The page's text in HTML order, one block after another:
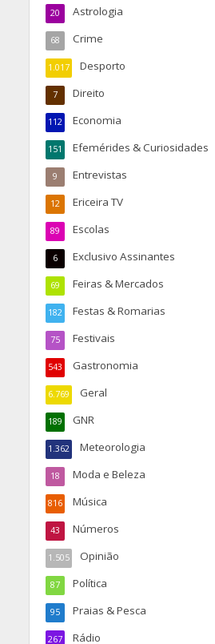
Astrologia
20
Crime
68
Desporto
1.017
Direito
7
Economia
112
Efemérides & Curiosidades
151
Entrevistas
9
Ericeira TV
12
Escolas
89
Exclusivo Assinantes
6
Feiras & Mercados
69
Festas & Romarias
182
Festivais
75
Gastronomia
543
Geral
6.769
GNR
189
Meteorologia
1.362
Moda e Beleza
18
Música
816
Números
43
Opinião
1.505
Política
87
Praias & Pesca
95
Rádio
267